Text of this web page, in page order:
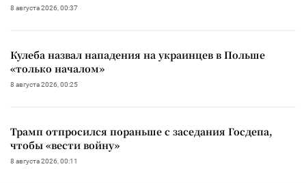
8 августа 2026, 00:37
Кулеба назвал нападения на украинцев в Польше
«только началом»
8 августа 2026, 00:25
Трамп отпросился пораньше с заседания Госдепа,
чтобы «вести войну»
8 августа 2026, 00:11